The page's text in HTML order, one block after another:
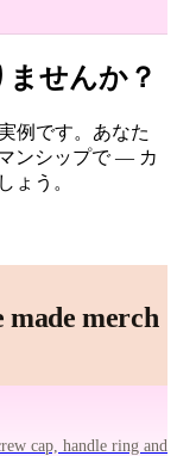
せんか？
例です。あなた
ンシップで — カ
ょう。
made merch
cap, handle ring and